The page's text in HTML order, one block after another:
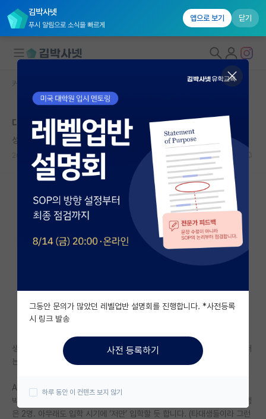
김박사넷
푸시 알림으로 소식을 빠르게
앱으로 보기 닫기
대학원생 모집
국내대학원 정보
연구실&오픈랩
커뮤니티
커뮤니티 홈
전체글보기
베스트 게시판
자유 게시판(아무개랩)
미국 유학 게시판
미국 대학원 합격 후기 게시판
대학원생 모집 게시판
연구실(PI) 홍보 게시판
커뮤니티 홈
대학원 랩 선택 조언 구합니다(랩 상황 기재)
성실한 프랜시스 크릭
2023.07.01 12 2756
생명과학전공 둘 다 자대 랩실이고 두 교수님과 모두 면담 해보았습니다. 저
는 석사 학위만 받고 제약, 바이오 회사취업을 준비하고자 합니다.
A랩 : 현재 인턴 중. (3주 정도 됨)
박사 없고 석사로만 구성. 타대생으로 구성. 제가 입학하면 남아있는 석사생
은 2명. 아무래도 입학 시기에 ‘저만’ 입학할 듯 합니다. (타대생들이라 그런
그동안 문의가 많았던 레벨업반 설명회를 진행합니다. *사전등록
시 링크 발송
사전 등록하기
하루 동안 이 컨텐츠 보지 않기